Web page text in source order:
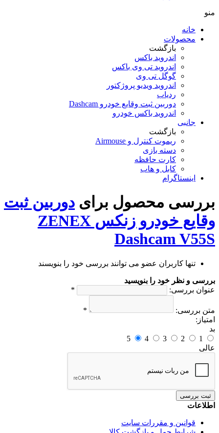
منو
خانه
محصولات
بازگشت
اندروید باکس
اندروید تی‌ وی باکس
گوگل تی وی
اندروید ویدیو پروژکتور
ردیاب
دوربین ثبت وقایع خودرو Dashcam
اندروید باکس خودرو
جانبی
بازگشت
ریموت کنترل و Airmouse
دسته بازی
کارت حافظه
کابل و هاب
اینستاگرام
بررسی محصول برای دوربین ثبت
وقایع خودرو زنکس ZENEX
Dashcam V55S
تنها کاربران عضو می توانند بررسی خود را بنویسند
بررسی و نظر خود را بنویسید
عنوان بررسی:
*
متن بررسی:
*
امتیاز:
بد
1
2
3
4
5
عالی
ثبت بررسی
اطلاعات
قوانین و مقررات سایت